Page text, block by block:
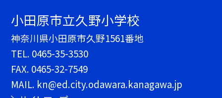
小田原市立久野小学校
神奈川県小田原市久野1561番地
TEL. 0465-35-3530
FAX. 0465-32-7549
MAIL. kn@ed.city.odawara.kanagawa.jp